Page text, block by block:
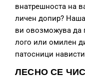
внатрешноста на
личен допир?
ви овозможува да
лого или омилен
патосници
ЛЕСНО СЕ